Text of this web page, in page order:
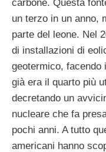
carbone. Questa
un terzo in un anno,
parte del leone. Nel
di installazioni di
geotermico, facendo
già era il quarto più
decretando un
nucleare che fa
pochi anni. A tutto
americani hanno